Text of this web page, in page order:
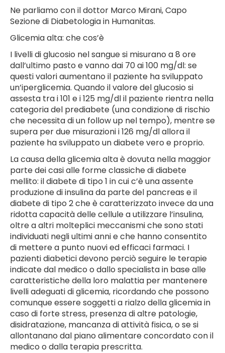
Ne parliamo con il dottor Marco Mirani, Capo
Sezione di Diabetologia in Humanitas.
Glicemia alta: che cos’è
I livelli di glucosio nel sangue si misurano a 8 ore
dall’ultimo pasto e vanno dai 70 ai 100 mg/dl: se
questi valori aumentano il paziente ha sviluppato
un’iperglicemia. Quando il valore del glucosio si
assesta tra i 101 e i 125 mg/dl il paziente rientra nella
categoria del prediabete (una condizione di rischio
che necessita di un follow up nel tempo), mentre se
supera per due misurazioni i 126 mg/dl allora il
paziente ha sviluppato un diabete vero e proprio.
La causa della glicemia alta è dovuta nella maggior
parte dei casi alle forme classiche di diabete
mellito: il diabete di tipo 1 in cui c’è una assente
produzione di insulina da parte del pancreas e il
diabete di tipo 2 che è caratterizzato invece da una
ridotta capacità delle cellule a utilizzare l’insulina,
oltre a altri molteplici meccanismi che sono stati
individuati negli ultimi anni e che hanno consentito
di mettere a punto nuovi ed efficaci farmaci. I
pazienti diabetici devono perciò seguire le terapie
indicate dal medico o dallo specialista in base alle
caratteristiche della loro malattia per mantenere
livelli adeguati di glicemia, ricordando che possono
comunque essere soggetti a rialzo della glicemia in
caso di forte stress, presenza di altre patologie,
disidratazione, mancanza di attività fisica, o se si
allontanano dal piano alimentare concordato con il
medico o dalla terapia prescritta.